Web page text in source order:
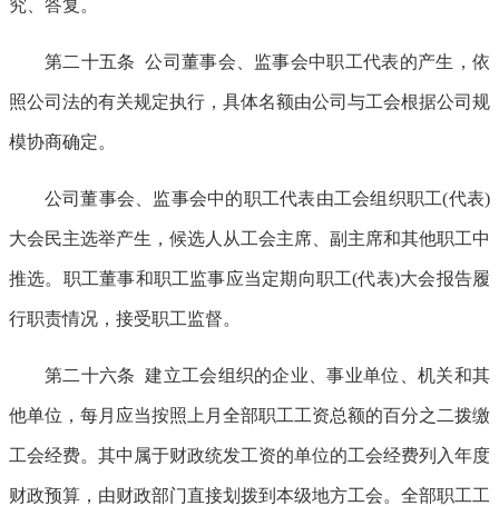
究、答复。
第二十五条 公司董事会、监事会中职工代表的产生，依
照公司法的有关规定执行，具体名额由公司与工会根据公司规
模协商确定。
公司董事会、监事会中的职工代表由工会组织职工(代表)
大会民主选举产生，候选人从工会主席、副主席和其他职工中
推选。职工董事和职工监事应当定期向职工(代表)大会报告履
行职责情况，接受职工监督。
第二十六条 建立工会组织的企业、事业单位、机关和其
他单位，每月应当按照上月全部职工工资总额的百分之二拨缴
工会经费。其中属于财政统发工资的单位的工会经费列入年度
财政预算，由财政部门直接划拨到本级地方工会。全部职工工